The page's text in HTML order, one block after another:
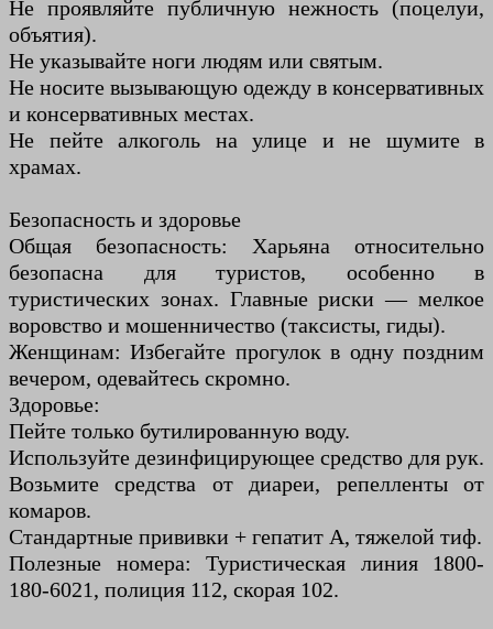
Не проявляйте публичную нежность (поцелуи,
объятия).
Не указывайте ноги людям или святым.
Не носите вызывающую одежду в консервативных
и консервативных местах.
Не пейте алкоголь на улице и не шумите в
храмах.
Безопасность и здоровье
Общая безопасность: Харьяна относительно
безопасна для туристов, особенно в
туристических зонах. Главные риски — мелкое
воровство и мошенничество (таксисты, гиды).
Женщинам: Избегайте прогулок в одну поздним
вечером, одевайтесь скромно.
Здоровье:
Пейте только бутилированную воду.
Используйте дезинфицирующее средство для рук.
Возьмите средства от диареи, репелленты от
комаров.
Стандартные прививки + гепатит А, тяжелой тиф.
Полезные номера: Туристическая линия 1800-
180-6021, полиция 112, скорая 102.